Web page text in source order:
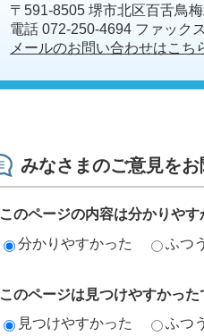
〒591-8505 堺市北区百舌鳥
電話 072-250-4694 ファック
メールのお問い合わせはこち
みなさまのご意見を
このページの内容は分かりや
分かりやすかった
ふつう
このページは見つけやすかった
見つけやすかった
ふつう